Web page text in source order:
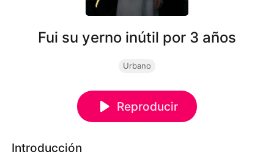
Fui su yerno inútil por 3 años
Urbano
Reproducir
Introducción